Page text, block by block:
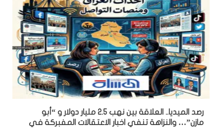
رصد الميديا.. العلاقة بين نهب 2.5 مليار دولار و “أبو
مازن”… والنزاهة تنفي اخبار الاعتقالات المفبركة في